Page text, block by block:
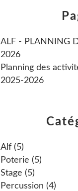
Alf (5)
Poterie (5)
Stage (5)
Percussion (4)
ALF - PLANNING
2026
Planning des
2025-2026